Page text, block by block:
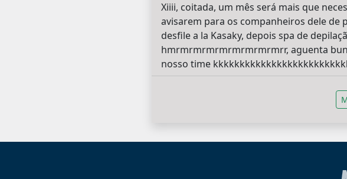
Xiiii, coitada, um mês será mais que
avisarem para os companheiros dele de
desfile a la Kasaky, depois spa de
hmrmrmrmrmrmrmrmrmrr, aguenta
nosso time